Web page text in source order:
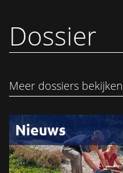
Dossier
Meer dossiers bekijken
Nieuws